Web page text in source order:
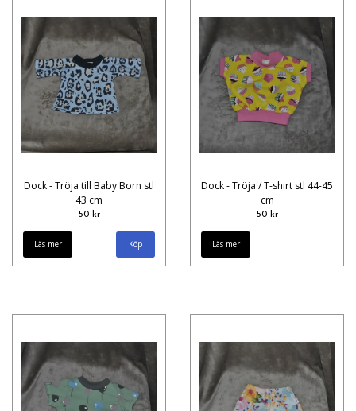
Dock - Tröja till Baby Born stl
43 cm
50 kr
Läs mer
Dock - Tröja / T-shirt stl 44-45
cm
50 kr
Läs mer